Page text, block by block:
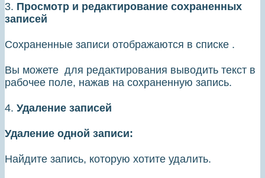
3. Просмотр и редактирование сохраненных
записей
Сохраненные записи отображаются в списке .
Вы можете для редактирования выводить текст в
рабочее поле, нажав на сохраненную запись.
4. Удаление записей
Удаление одной записи:
Найдите запись, которую хотите удалить.